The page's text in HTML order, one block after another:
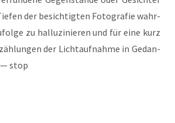
der besich­tig­ten Foto­gra­fie wahr­
zu hal­lu­zi­nie­ren und für eine kurz
der Licht­auf­nah­me in Gedan­
stop